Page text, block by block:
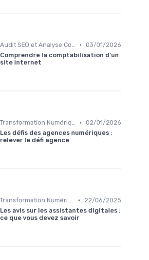
Audit SEO et Analyse Concurrentielle • 03/01/2026
Comprendre la comptabilisation d'un
site internet
Transformation Numérique • 02/01/2026
Les défis des agences numériques :
relever le défi agence
Transformation Numérique •
22/06/2025
Les avis sur les assistantes digitales :
ce que vous devez savoir